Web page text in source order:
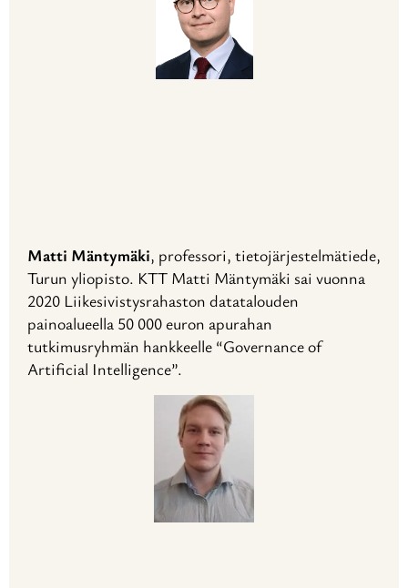
Matti Mäntymäki, professori, tietojärjestelmätiede,
Turun yliopisto. KTT Matti Mäntymäki sai vuonna
2020 Liikesivistysrahaston datatalouden
painoalueella 50 000 euron apurahan
tutkimusryhmän hankkeelle “Governance of
Artificial Intelligence”.